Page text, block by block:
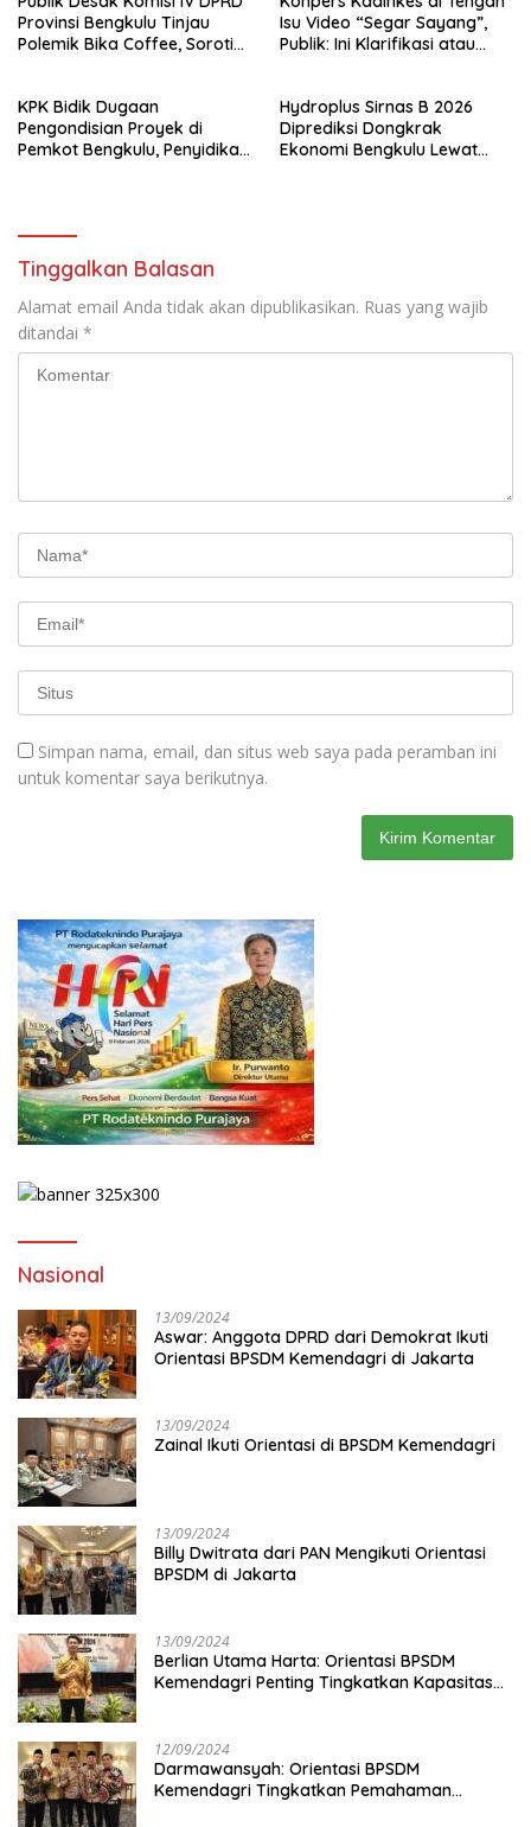
Provinsi Bengkulu Tinjau
Polemik Bika Coffee, Soroti
Isu Video “Segar Sayang”,
Publik: Ini Klarifikasi atau
KPK Bidik Dugaan
Pengondisian Proyek di
Pemkot Bengkulu, Penyidikan
Hydroplus Sirnas B 2026
Diprediksi Dongkrak
Ekonomi Bengkulu Lewat
Tinggalkan Balasan
Alamat email Anda tidak akan dipublikasikan. Ruas yang wajib
ditandai *
Simpan nama, email, dan situs web saya pada peramban ini
untuk komentar saya berikutnya.
Nasional
13/09/2024
Aswar: Anggota DPRD dari Demokrat Ikuti
Orientasi BPSDM Kemendagri di Jakarta
13/09/2024
Zainal Ikuti Orientasi di BPSDM Kemendagri
13/09/2024
Billy Dwitrata dari PAN Mengikuti Orientasi
BPSDM di Jakarta
13/09/2024
Berlian Utama Harta: Orientasi BPSDM
Kemendagri Penting Tingkatkan Kapasitas
12/09/2024
Darmawansyah: Orientasi BPSDM
Kemendagri Tingkatkan Pemahaman